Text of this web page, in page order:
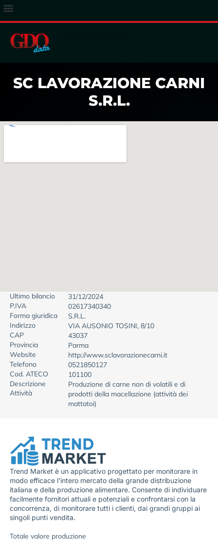
SC LAVORAZIONE CARNI
S.R.L.
Ultimo bilancio
31/12/2024
P.IVA
02617340340
Forma giuridica
S.R.L.
Indirizzo
VIA AUSONIO TOSINI, 8/10
CAP
43037
Provincia
Parma
Website
http://www.sclavorazionecarni.it
Telefono
0521850127
Cod. ATECO
101100
Descrizione
Attività
Produzione di carne non di volatili e di
prodotti della macellazione (attività dei
mattatoi)
Trend Market è un applicativo progettato per monitorare in
modo efficace l’intero mercato della grande distribuzione
italiana e della produzione alimentare. Consente di individuare
facilmente fornitori attuali e potenziali e confrontarsi con la
concorrenza, di monitorare tutti i clienti, dai grandi gruppi ai
singoli punti vendita.
Totale valore produzione